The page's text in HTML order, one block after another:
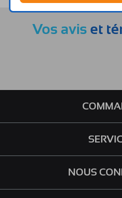
Vos avis et
NOUS